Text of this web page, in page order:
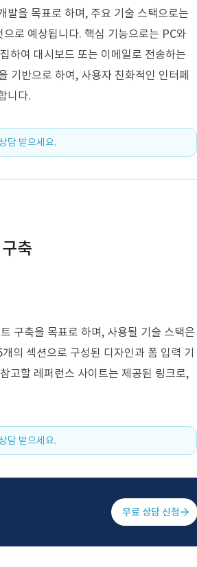
발을 목표로 하며, 주요 기술 스택으로는
로 예상됩니다. 핵심 기능으로는 PC와
하여 대시보드 또는 이메일로 전송하는
기반으로 하여, 사용자 친화적인 인터페
니다.
담 받으세요.
축
구축을 목표로 하며, 사용될 기술 스택은
의 섹션으로 구성된 디자인과 폼 입력 기
고할 레퍼런스 사이트는 제공된 링크로,
담 받으세요.
무료 상담 신청